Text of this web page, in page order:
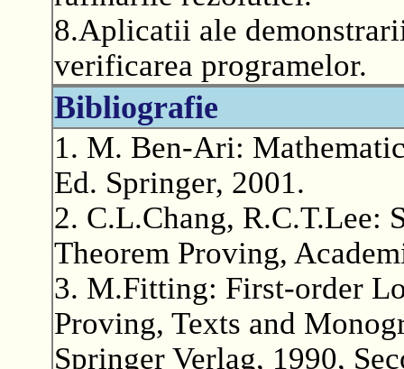
8.Aplicatii ale
verificarea programelor.
Bibliografie
1. M. Ben-Ari:
Ed. Springer, 2001.
2. C.L.Chang, R.C.T.Lee:
Theorem Proving,
3. M.Fitting: First-order
Proving, Texts and
Springer Verlag, 1990,